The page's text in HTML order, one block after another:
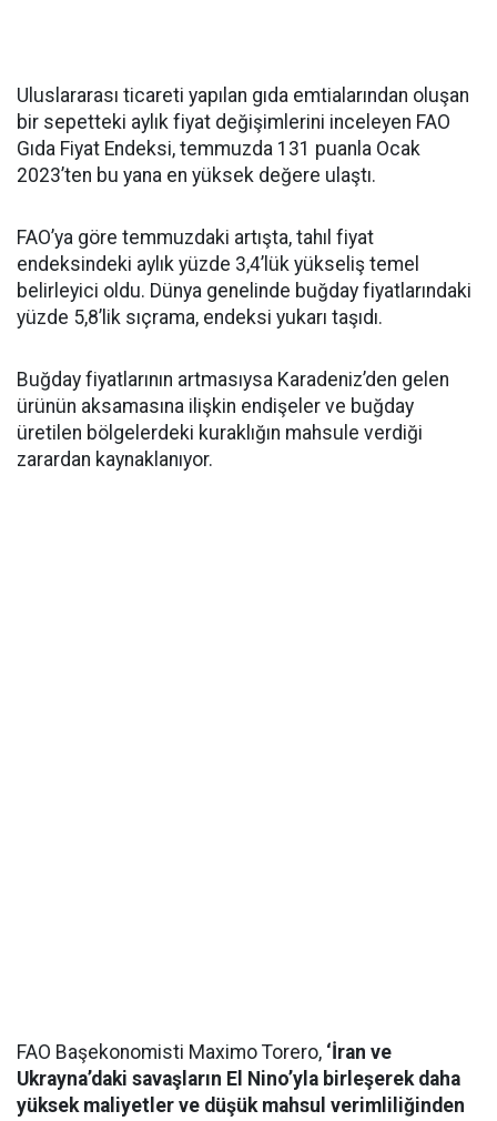
Uluslararası ticareti yapılan gıda emtialarından oluşan
bir sepetteki aylık fiyat değişimlerini inceleyen FAO
Gıda Fiyat Endeksi, temmuzda 131 puanla Ocak
2023’ten bu yana en yüksek değere ulaştı.
FAO’ya göre temmuzdaki artışta, tahıl fiyat
endeksindeki aylık yüzde 3,4’lük yükseliş temel
belirleyici oldu. Dünya genelinde buğday fiyatlarındaki
yüzde 5,8’lik sıçrama, endeksi yukarı taşıdı.
Buğday fiyatlarının artmasıysa Karadeniz’den gelen
ürünün aksamasına ilişkin endişeler ve buğday
üretilen bölgelerdeki kuraklığın mahsule verdiği
zarardan kaynaklanıyor.
FAO Başekonomisti Maximo Torero, ‘İran ve
Ukrayna’daki savaşların El Nino’yla birleşerek daha
yüksek maliyetler ve düşük mahsul verimliliğinden